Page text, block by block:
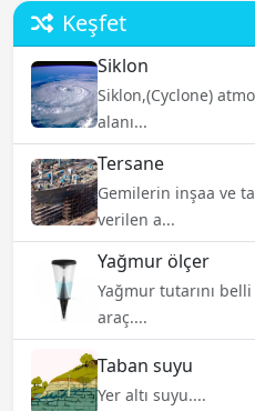
Keşfet
Siklon
Siklon,(Cyclone)
alanı...
Tersane
Gemilerin inşaa ve
verilen a...
Yağmur ölçer
Yağmur tutarını
araç....
Taban suyu
Yer altı suyu....